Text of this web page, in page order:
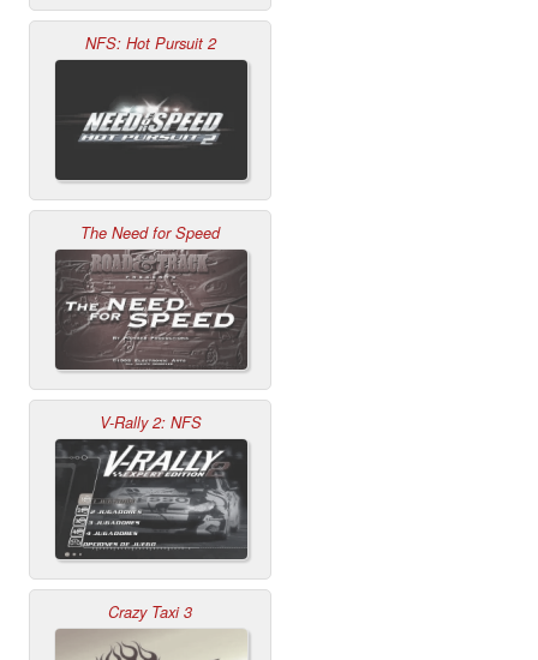
NFS: Hot Pursuit 2
The Need for Speed
V-Rally 2: NFS
Crazy Taxi 3